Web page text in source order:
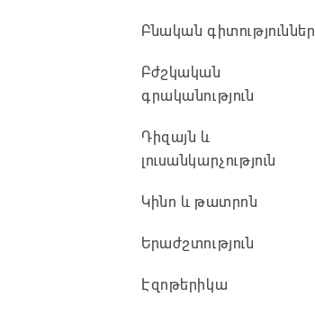
Բնական գիտություններ
Բժշկական
գրականություն
Դիզայն և
լուսանկարչություն
Կինո և թատրոն
Երաժշտություն
Էզոթերիկա